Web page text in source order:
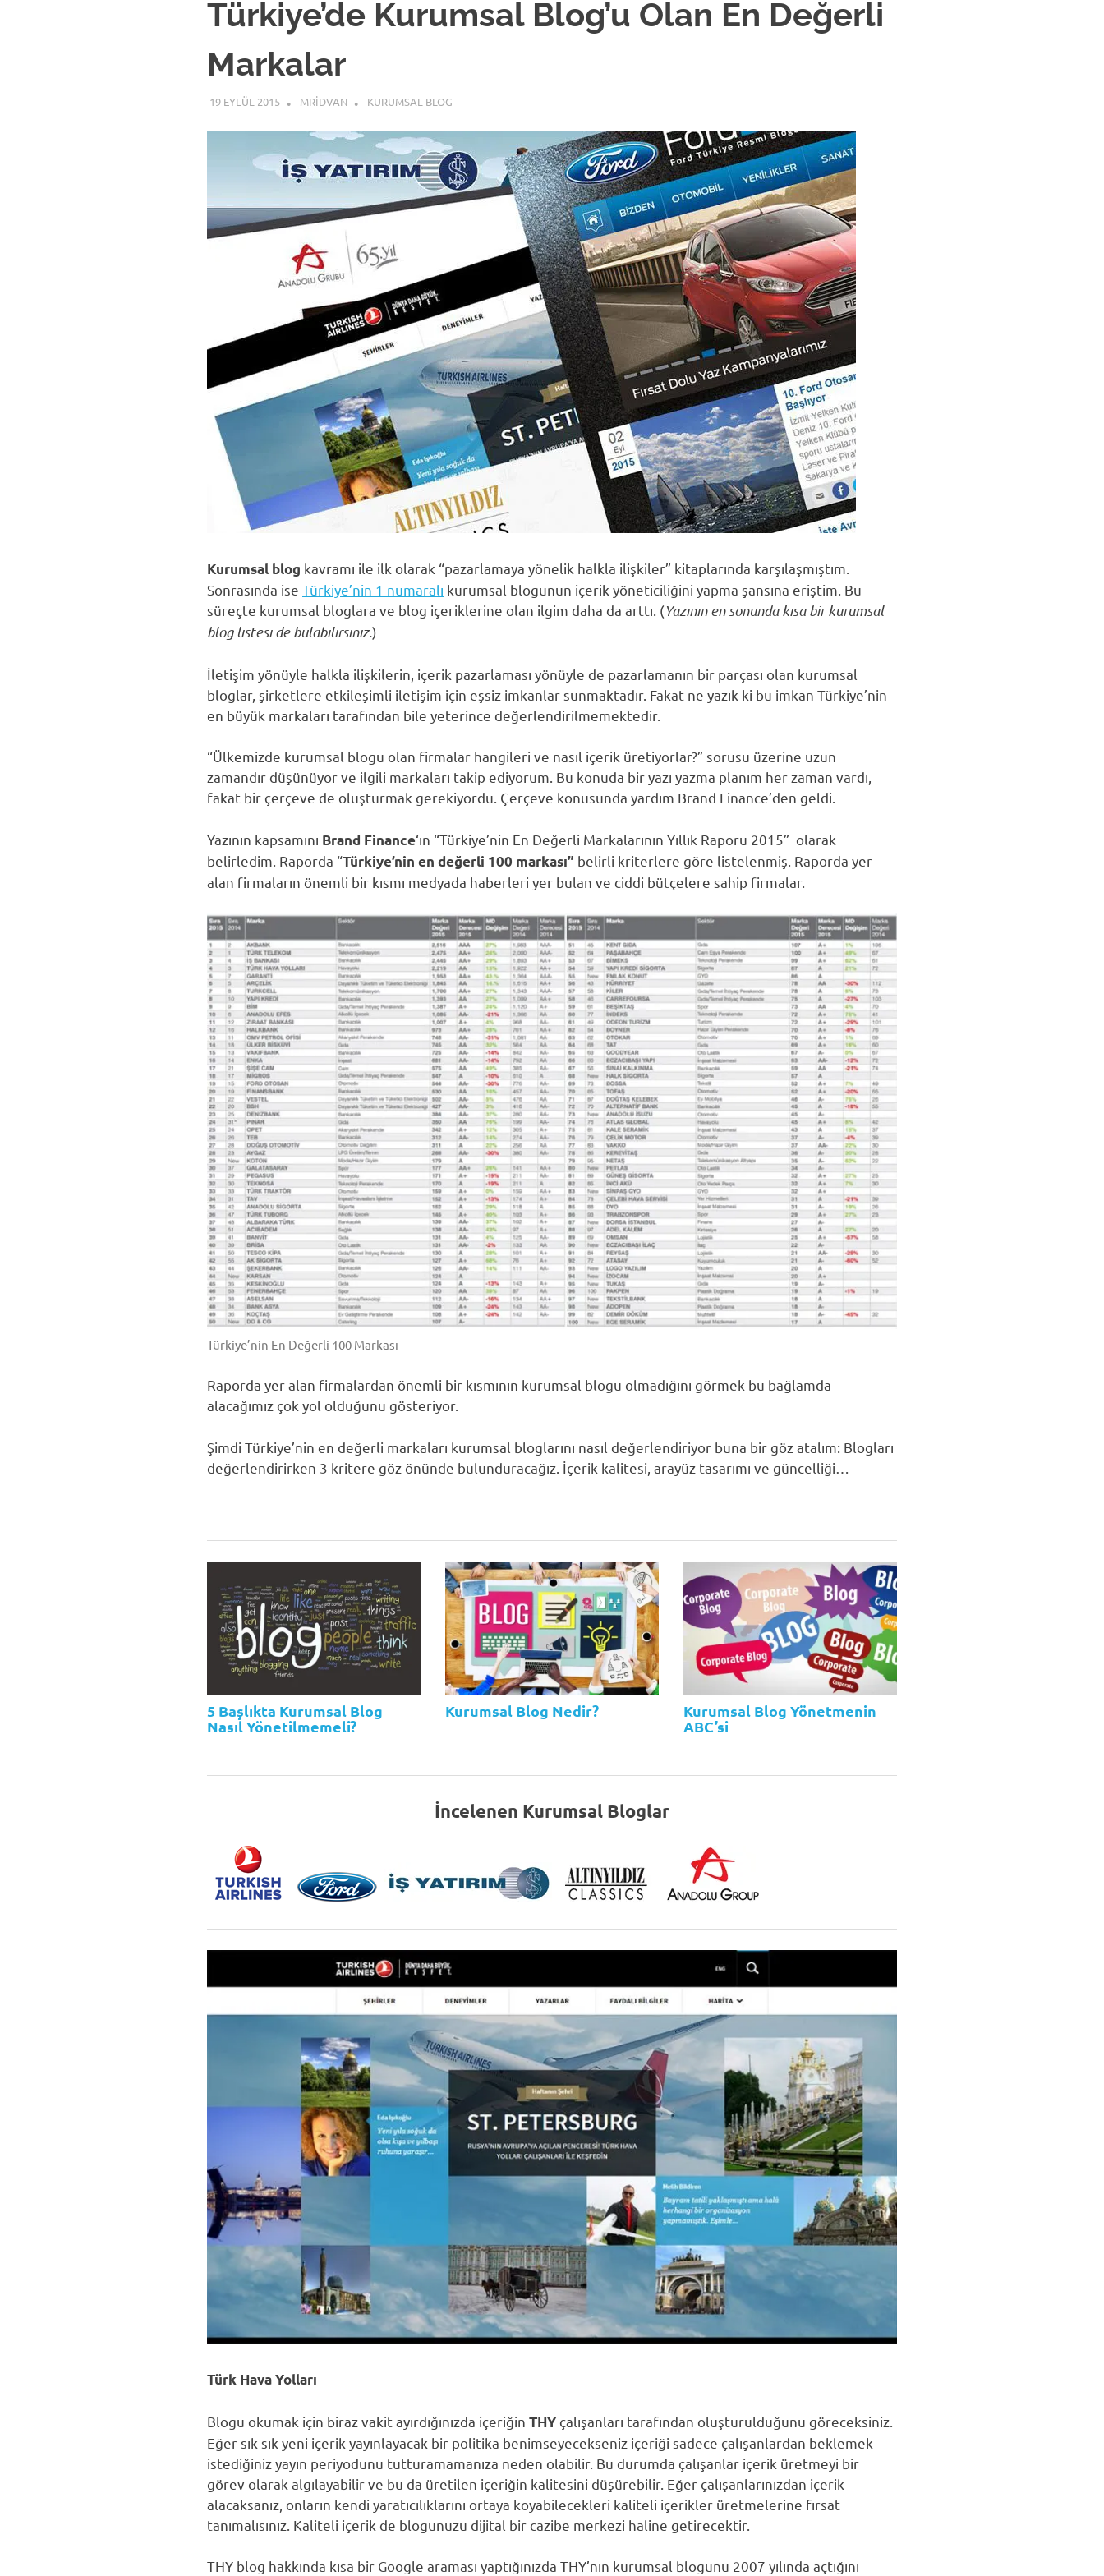
Türkiye’de Kurumsal Blog’u Olan En Değerli
Markalar
19 EYLÜL 2015 MRIDVAN KURUMSAL BLOG
Kurumsal blog kavramı ile ilk olarak “pazarlamaya yönelik halkla ilişkiler” kitaplarında karşılaşmıştım.
Sonrasında ise Türkiye’nin 1 numaralı kurumsal blogunun içerik yöneticiliğini yapma şansına eriştim. Bu
süreçte kurumsal bloglara ve blog içeriklerine olan ilgim daha da arttı. (Yazının en sonunda kısa bir kurumsal
blog listesi de bulabilirsiniz.)
İletişim yönüyle halkla ilişkilerin, içerik pazarlaması yönüyle de pazarlamanın bir parçası olan kurumsal
bloglar, şirketlere etkileşimli iletişim için eşsiz imkanlar sunmaktadır. Fakat ne yazık ki bu imkan Türkiye’nin
en büyük markaları tarafından bile yeterince değerlendirilmemektedir.
“Ülkemizde kurumsal blogu olan firmalar hangileri ve nasıl içerik üretiyorlar?” sorusu üzerine uzun
zamandır düşünüyor ve ilgili markaları takip ediyorum. Bu konuda bir yazı yazma planım her zaman vardı,
fakat bir çerçeve de oluşturmak gerekiyordu. Çerçeve konusunda yardım Brand Finance’den geldi.
Yazının kapsamını Brand Finance‘ın “Türkiye’nin En Değerli Markalarının Yıllık Raporu 2015” olarak
belirledim. Raporda “Türkiye’nin en değerli 100 markası” belirli kriterlere göre listelenmiş. Raporda yer
alan firmaların önemli bir kısmı medyada haberleri yer bulan ve ciddi bütçelere sahip firmalar.
Türkiye’nin En Değerli 100 Markası
Raporda yer alan firmalardan önemli bir kısmının kurumsal blogu olmadığını görmek bu bağlamda
alacağımız çok yol olduğunu gösteriyor.
Şimdi Türkiye’nin en değerli markaları kurumsal bloglarını nasıl değerlendiriyor buna bir göz atalım: Blogları
değerlendirirken 3 kritere göz önünde bulunduracağız. İçerik kalitesi, arayüz tasarımı ve güncelliği…
5 Başlıkta Kurumsal Blog
Nasıl Yönetilmemeli?
Kurumsal Blog Nedir?
Kurumsal Blog Yönetmenin
ABC’si
İncelenen Kurumsal Bloglar
Türk Hava Yolları
Blogu okumak için biraz vakit ayırdığınızda içeriğin THY çalışanları tarafından oluşturulduğunu göreceksiniz.
Eğer sık sık yeni içerik yayınlayacak bir politika benimseyecekseniz içeriği sadece çalışanlardan beklemek
istediğiniz yayın periyodunu tutturamamanıza neden olabilir. Bu durumda çalışanlar içerik üretmeyi bir
görev olarak algılayabilir ve bu da üretilen içeriğin kalitesini düşürebilir. Eğer çalışanlarınızdan içerik
alacaksanız, onların kendi yaratıcılıklarını ortaya koyabilecekleri kaliteli içerikler üretmelerine fırsat
tanımalısınız. Kaliteli içerik de blogunuzu dijital bir cazibe merkezi haline getirecektir.
THY blog hakkında kısa bir Google araması yaptığınızda THY’nın kurumsal blogunu 2007 yılında açtığını